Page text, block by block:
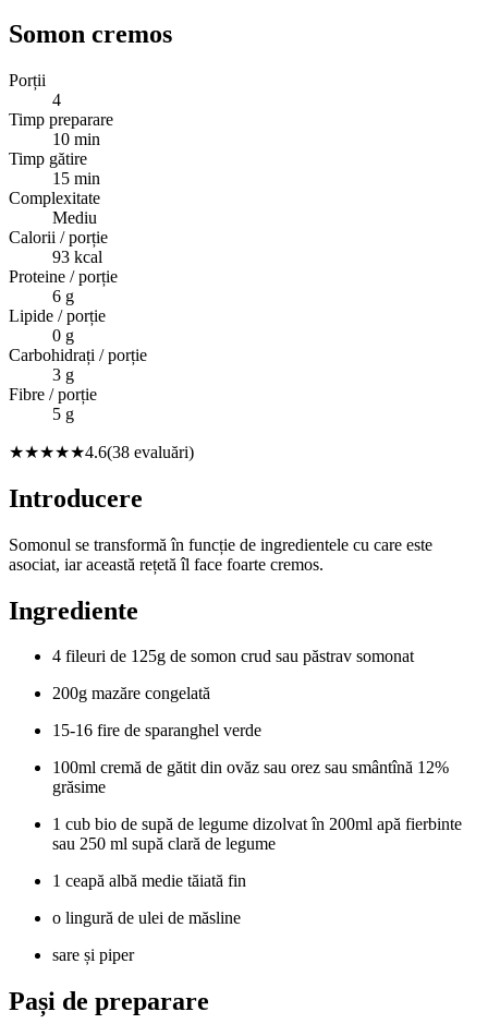
Somon cremos
Porții
4
Timp preparare
10 min
Timp gătire
15 min
Complexitate
Mediu
Calorii / porție
93 kcal
Proteine / porție
6 g
Lipide / porție
0 g
Carbohidrați / porție
3 g
Fibre / porție
5 g
★★★★★4.6(38 evaluări)
Introducere
Somonul se transformă în funcție de ingredientele cu care este
asociat, iar această rețetă îl face foarte cremos.
Ingrediente
4 fileuri de 125g de somon crud sau păstrav somonat
200g mazăre congelată
15-16 fire de sparanghel verde
100ml cremă de gătit din ovăz sau orez sau smântînă 12%
grăsime
1 cub bio de supă de legume dizolvat în 200ml apă fierbinte
sau 250 ml supă clară de legume
1 ceapă albă medie tăiată fin
o lingură de ulei de măsline
sare și piper
Pași de preparare